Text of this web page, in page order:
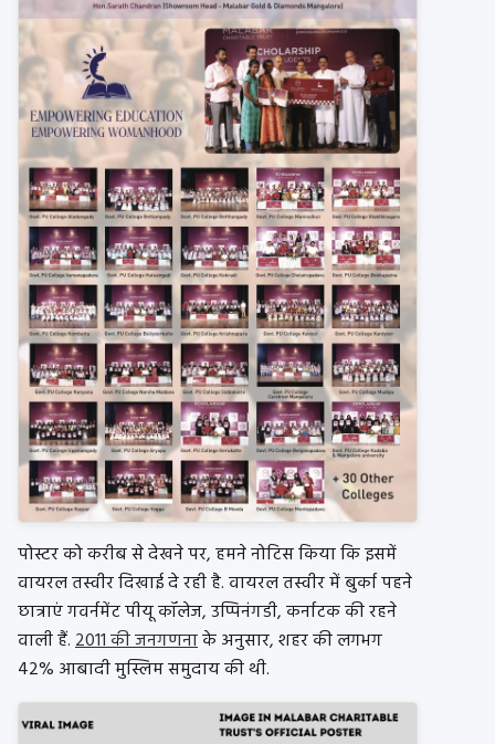
पोस्टर को करीब से देखने पर, हमने नोटिस किया कि इसमें
वायरल तस्वीर दिखाई दे रही है. वायरल तस्वीर में बुर्का पहने
छात्राएं गवर्नमेंट पीयू कॉलेज, उप्पिनंगडी, कर्नाटक की रहने
वाली हैं.2011 की जनगणनाके अनुसार, शहर की लगभग
42% आबादी मुस्लिम समुदाय की थी.